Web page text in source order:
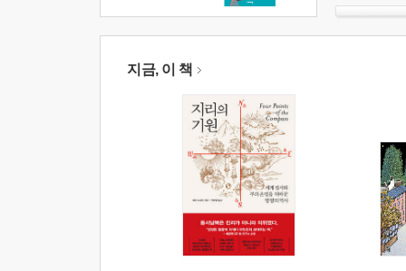
지금, 이 책